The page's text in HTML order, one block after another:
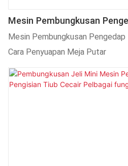
Mesin Pembungkusan
Dengan Cara Penyuapan
Mesin Pembungkusan Pengedap
Cara Penyuapan Meja Putar